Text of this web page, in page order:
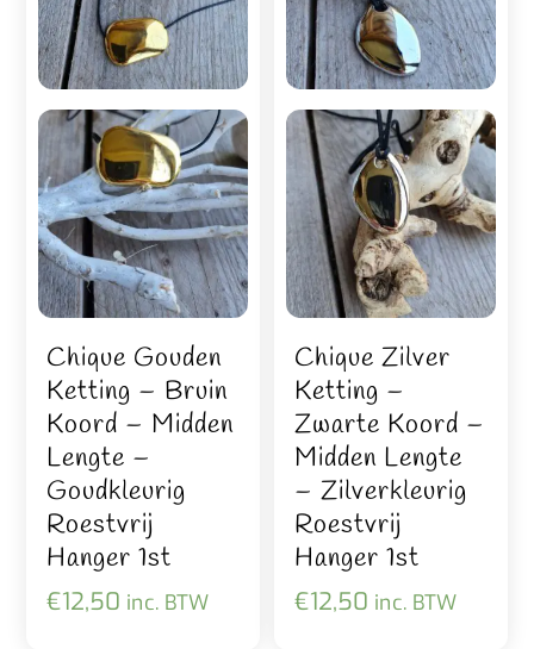
Chique Gouden
Ketting – Bruin
Koord – Midden
Lengte –
Goudkleurig
Roestvrij
Hanger 1st
€12,50 inc. BTW
Chique Zilver
Ketting –
Zwarte Koord –
Midden Lengte
– Zilverkleurig
Roestvrij
Hanger 1st
€12,50 inc. BTW